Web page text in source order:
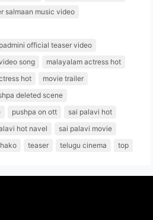
salmaan music video
official teaser video
song
malayalam actress hot
hot
movie trailer
deleted scene
pushpa on ott
sai palavi hot
hot navel
sai palavi movie
teaser telugu cinema top